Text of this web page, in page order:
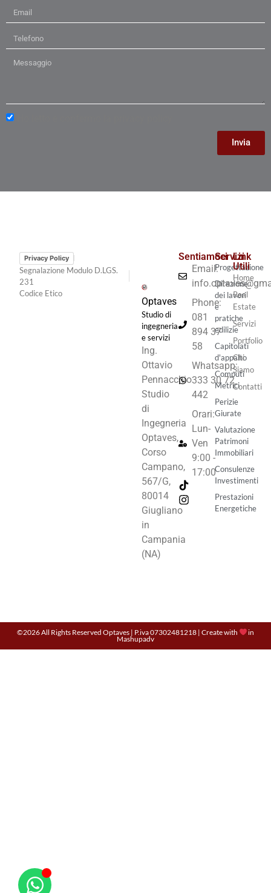
Invia
Optaves
Studio di
ingegneria
e servizi
Ing.
Ottavio
Pennacchio
Studio
di
Ingegneria
Optaves,
Corso
Campano,
567/G,
80014
Giugliano
in
Campania
(NA)
Servizi
Progettazione
Direzione
dei lavori
e
pratiche
edilizie
Capitolati
d'appalto
Computi
Metrici
Perizie
Giurate
Valutazione
Patrimoni
Immobiliari
Consulenze
Investimenti
Prestazioni
Energetiche
Link
Utili
Home
Real
Estate
Servizi
Portfolio
Chi
Siamo
Contatti
Sentiamoci
Email:
Phone:
081
894 37
58
Whatsapp:
333 30 72
442
Orari:
Lun-
Ven
9:00 -
17:00
Privacy Policy
Segnalazione Modulo D.LGS.
231
Codice Etico
©2026 All Rights Reserved Optaves | P.iva 07302481218 | Create with
in
Mashupadv